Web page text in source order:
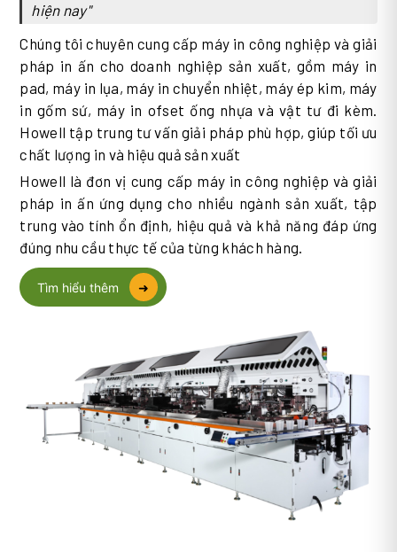
hiện nay"
Chúng tôi chuyên cung cấp máy in công nghiệp và giải
pháp in ấn cho doanh nghiệp sản xuất, gồm máy in
pad, máy in lụa, máy in chuyển nhiệt, máy ép kim, máy
in gốm sứ, máy in ofset ống nhựa và vật tư đi kèm.
Howell tập trung tư vấn giải pháp phù hợp, giúp tối ưu
chất lượng in và hiệu quả sản xuất
Howell là đơn vị cung cấp máy in công nghiệp và giải
pháp in ấn ứng dụng cho nhiều ngành sản xuất, tập
trung vào tính ổn định, hiệu quả và khả năng đáp ứng
đúng nhu cầu thực tế của từng khách hàng.
Tìm hiểu thêm ➜